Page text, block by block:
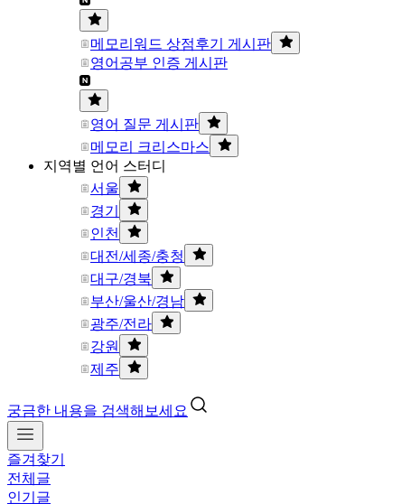
메모리워드 상점후기 게시판
영어공부 인증 게시판
영어 질문 게시판
메모리 크리스마스
지역별 언어 스터디
서울
경기
인천
대전/세종/충청
대구/경북
부산/울산/경남
광주/전라
강원
제주
궁금한 내용을 검색해보세요
즐겨찾기
전체글
인기글